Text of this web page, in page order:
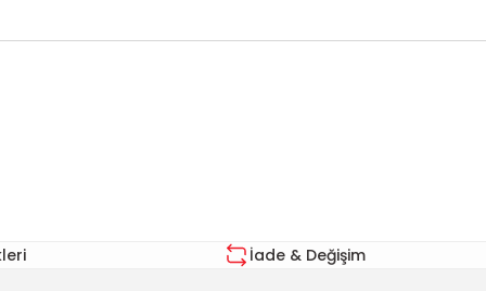
İade & Değişim